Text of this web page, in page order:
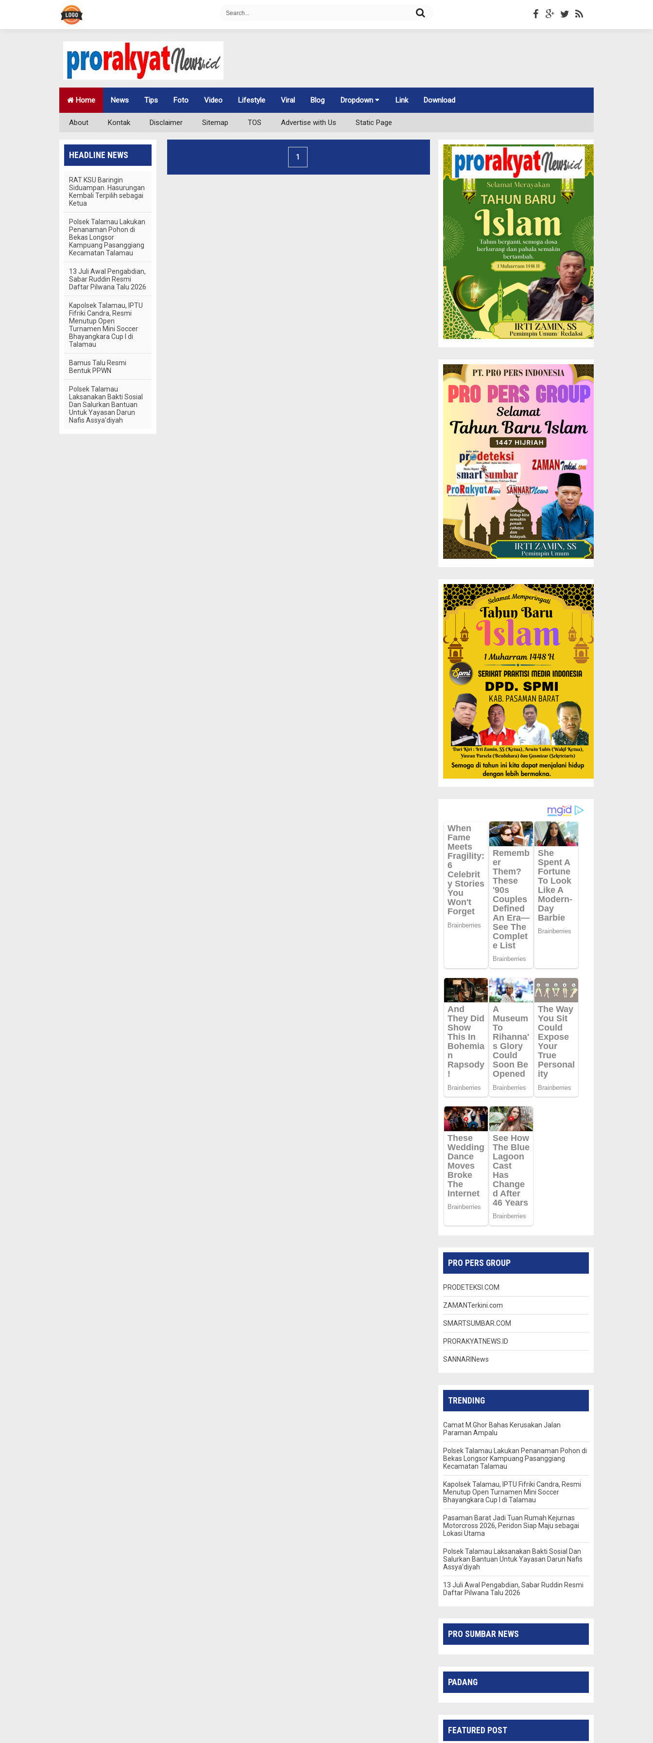
Home News Tips Foto Video Lifestyle Viral Blog Dropdown Link Download
About Kontak Disclaimer Sitemap TOS Advertise with Us Static Page
1
HEADLINE NEWS
RAT KSU Baringin
Siduampan. Hasurungan
Kembali Terpilih sebagai
Ketua
Polsek Talamau Lakukan
Penanaman Pohon di
Bekas Longsor
Kampuang Pasanggiang
Kecamatan Talamau
13 Juli Awal Pengabdian,
Sabar Ruddin Resmi
Daftar Pilwana Talu 2026
Kapolsek Talamau, IPTU
Fifriki Candra, Resmi
Menutup Open
Turnamen Mini Soccer
Bhayangkara Cup I di
Talamau
Bamus Talu Resmi
Bentuk PPWN
Polsek Talamau
Laksanakan Bakti Sosial
Dan Salurkan Bantuan
Untuk Yayasan Darun
Nafis Assya'diyah
PRO PERS GROUP
PRODETEKSI.COM
ZAMANTerkini.com
SMARTSUMBAR.COM
PRORAKYATNEWS.ID
SANNARINews
TRENDING
Camat M.Ghor Bahas Kerusakan Jalan
Paraman Ampalu
Polsek Talamau Lakukan Penanaman Pohon di
Bekas Longsor Kampuang Pasanggiang
Kecamatan Talamau
Kapolsek Talamau, IPTU Fifriki Candra, Resmi
Menutup Open Turnamen Mini Soccer
Bhayangkara Cup I di Talamau
Pasaman Barat Jadi Tuan Rumah Kejurnas
Motorcross 2026, Peridon Siap Maju sebagai
Lokasi Utama
Polsek Talamau Laksanakan Bakti Sosial Dan
Salurkan Bantuan Untuk Yayasan Darun Nafis
Assya'diyah
13 Juli Awal Pengabdian, Sabar Ruddin Resmi
Daftar Pilwana Talu 2026
PRO SUMBAR NEWS
PADANG
FEATURED POST